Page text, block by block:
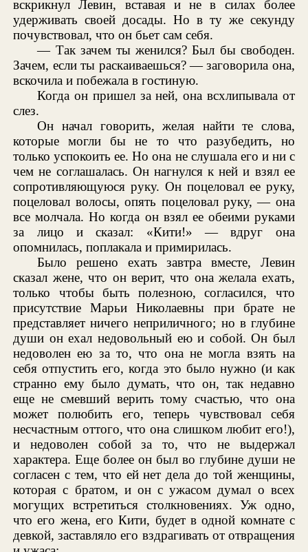
вскрикнул Левин, вставая и не в силах более
удерживать своей досады. Но в ту же секунду
почувствовал, что он бьет сам себя.
— Так зачем ты женился? Был бы свободен.
Зачем, если ты раскаиваешься? — заговорила она,
вскочила и побежала в гостиную.
Когда он пришел за ней, она всхлипывала от
слез.
Он начал говорить, желая найти те слова,
которые могли бы не то что разубедить, но
только успокоить ее. Но она не слушала его и ни с
чем не соглашалась. Он нагнулся к ней и взял ее
сопротивляющуюся руку. Он поцеловал ее руку,
поцеловал волосы, опять поцеловал руку, — она
все молчала. Но когда он взял ее обеими руками
за лицо и сказал: «Кити!» — вдруг она
опомнилась, поплакала и примирилась.
Было решено ехать завтра вместе, Левин
сказал жене, что он верит, что она желала ехать,
только чтобы быть полезною, согласился, что
присутствие Марьи Николаевны при брате не
представляет ничего неприличного; но в глубине
души он ехал недовольный ею и собой. Он был
недоволен ею за то, что она не могла взять на
себя отпустить его, когда это было нужно (и как
странно ему было думать, что он, так недавно
еще не смевший верить тому счастью, что она
может полюбить его, теперь чувствовал себя
несчастным оттого, что она слишком любит его!),
и недоволен собой за то, что не выдержал
характера. Еще более он был во глубине души не
согласен с тем, что ей нет дела до той женщины,
которая с братом, и он с ужасом думал о всех
могущих встретиться столкновениях. Уж одно,
что его жена, его Кити, будет в одной комнате с
девкой, заставляло его вздрагивать от отвращения